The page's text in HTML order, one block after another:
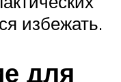
избежать.
для